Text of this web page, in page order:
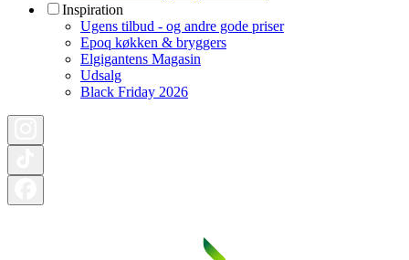
Inspiration
Ugens tilbud - og andre gode priser
Epoq køkken & bryggers
Elgigantens Magasin
Udsalg
Black Friday 2026